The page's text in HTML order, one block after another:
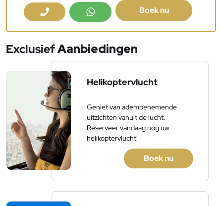
Boek nu
ExclusiefAanbiedingen
Helikoptervlucht
Geniet van adembenemende
uitzichten vanuit de lucht.
Reserveer vandaag nog uw
helikoptervlucht!
Boek nu